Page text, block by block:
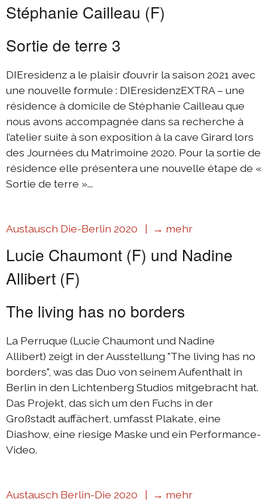
Stéphanie Cailleau (F)
Sortie de terre 3
DIEresidenz a le plaisir d’ouvrir la saison 2021 avec
une nouvelle formule : DIEresidenzEXTRA – une
résidence à domicile de Stéphanie Cailleau que
nous avons accompagnée dans sa recherche à
l’atelier suite à son exposition à la cave Girard lors
des Journées du Matrimoine 2020. Pour la sortie de
résidence elle présentera une nouvelle étape de «
Sortie de terre »...
Austausch Die-Berlin 2020 | → mehr
Lucie Chaumont (F) und Nadine
Allibert (F)
The living has no borders
La Perruque (Lucie Chaumont und Nadine
Allibert) zeigt in der Ausstellung "The living has no
borders", was das Duo von seinem Aufenthalt in
Berlin in den Lichtenberg Studios mitgebracht hat.
Das Projekt, das sich um den Fuchs in der
Großstadt auffächert, umfasst Plakate, eine
Diashow, eine riesige Maske und ein Performance-
Video.
Austausch Berlin-Die 2020 | → mehr